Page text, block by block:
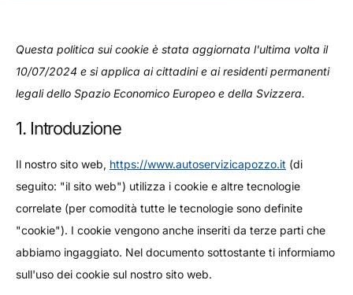
Questa politica sui cookie è stata aggiornata l'ultima volta il
10/07/2024 e si applica ai cittadini e ai residenti permanenti
legali dello Spazio Economico Europeo e della Svizzera.
1. Introduzione
Il nostro sito web, https://www.autoservizicapozzo.it (di
seguito: "il sito web") utilizza i cookie e altre tecnologie
correlate (per comodità tutte le tecnologie sono definite
"cookie"). I cookie vengono anche inseriti da terze parti che
abbiamo ingaggiato. Nel documento sottostante ti informiamo
sull'uso dei cookie sul nostro sito web.